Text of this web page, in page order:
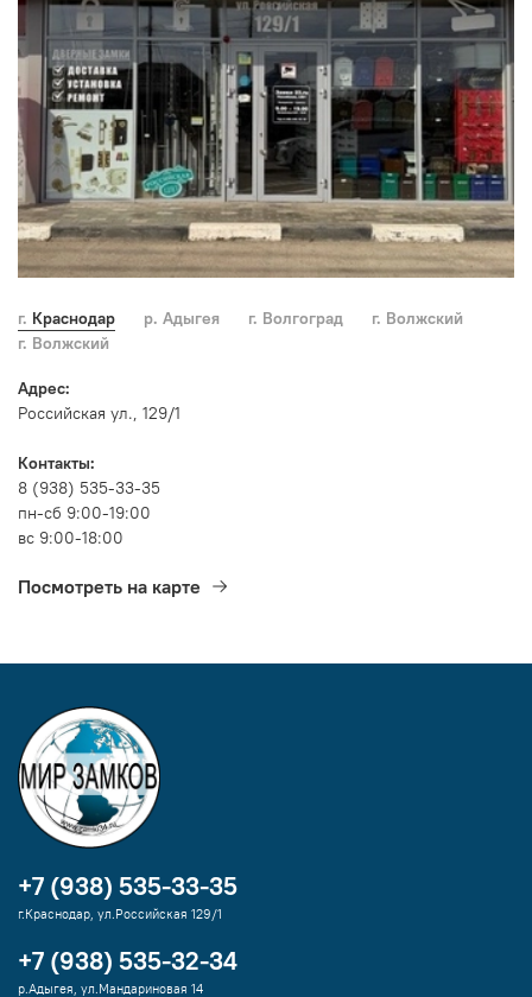
г. Краснодар р. Адыгея г. Волгоград
г. Волжский
г. Волжский
Адрес:
Российская ул., 129/1
Контакты:
8 (938) 535-33-35
пн-сб 9:00-19:00
вс 9:00-18:00
Посмотреть на карте
+7 (938) 535-33-35
г.Краснодар, ул.Российская 129/1
+7 (938) 535-32-34
р.Адыгея, ул.Мандариновая 14